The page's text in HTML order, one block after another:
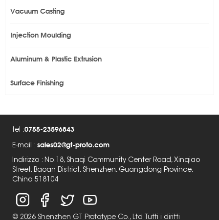
Vacuum Casting
Injection Moulding
Aluminum & Plastic Extrusion
Surface Finishing
tel :0755-23596843
E-mail : sales02@gt-proto.com
Indirizzo : No.18, Shaqi Community Center Road, Xinqiao
Street, Baoan District, Shenzhen, Guangdong Province,
China 518104
© 2026 Shenzhen GT Prototype Co., Ltd Tutti i diritti